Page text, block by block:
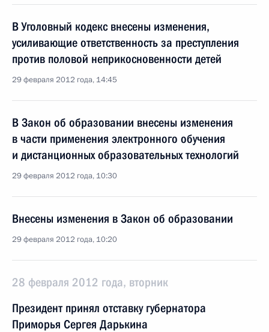
В Уголовный кодекс внесены изменения,
усиливающие ответственность за преступления
против половой неприкосновенности детей
29 февраля 2012 года, 14:45
В Закон об образовании внесены изменения
в части применения электронного обучения
и дистанционных образовательных технологий
29 февраля 2012 года, 10:30
Внесены изменения в Закон об образовании
29 февраля 2012 года, 10:20
28 февраля 2012 года, вторник
Президент принял отставку губернатора
Приморья Сергея Дарькина